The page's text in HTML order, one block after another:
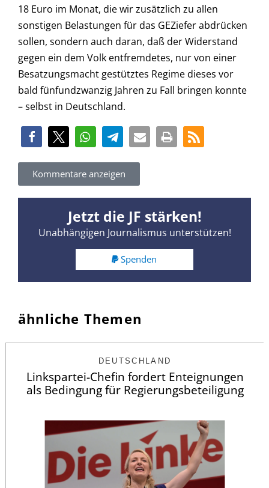
18 Euro im Monat, die wir zusätzlich zu allen
sonstigen Belastungen für das GEZiefer abdrücken
sollen, sondern auch daran, daß der Widerstand
gegen ein dem Volk entfremdetes, nur von einer
Besatzungsmacht gestütztes Regime dieses vor
bald fünfundzwanzig Jahren zu Fall bringen konnte
– selbst in Deutschland.
Kommentare anzeigen
Jetzt die JF stärken!
Unabhängigen Journalismus unterstützen!
Spenden
ähnliche Themen
DEUTSCHLAND
Linkspartei-Chefin fordert Enteignungen
als Bedingung für Regierungsbeteiligung